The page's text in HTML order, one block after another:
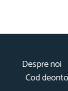
Despre noi
Cod